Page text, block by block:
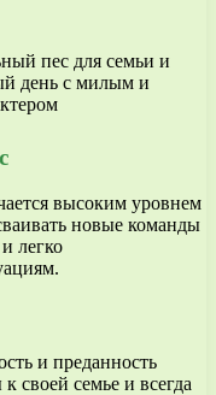
высоким уровнем
новые команды
легко
и преданность
своей семье и всегда